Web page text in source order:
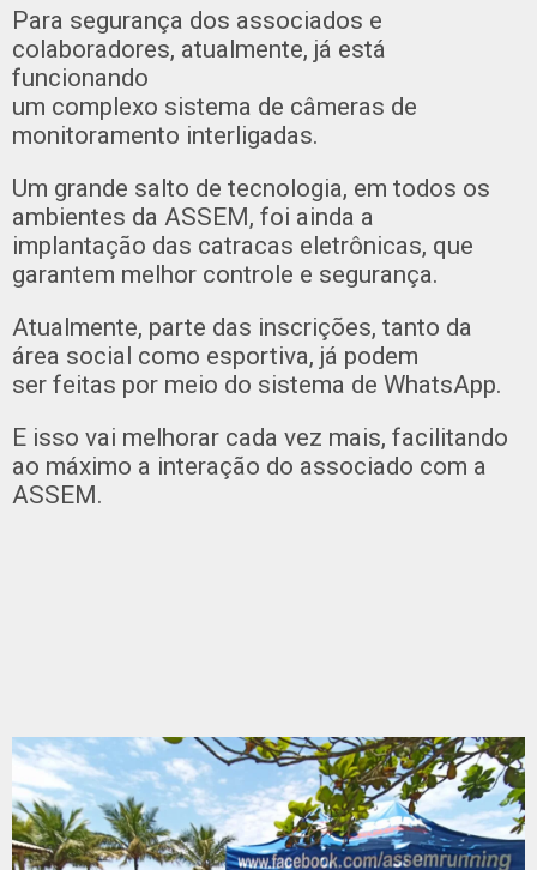
Para segurança dos associados e
colaboradores, atualmente, já está
funcionando
um complexo sistema de câmeras de
monitoramento interligadas.
Um grande salto de tecnologia, em todos os
ambientes da ASSEM, foi ainda a
implantação das catracas eletrônicas, que
garantem melhor controle e segurança.
Atualmente, parte das inscrições, tanto da
área social como esportiva, já podem
ser feitas por meio do sistema de WhatsApp.
E isso vai melhorar cada vez mais, facilitando
ao máximo a interação do associado com a
ASSEM.